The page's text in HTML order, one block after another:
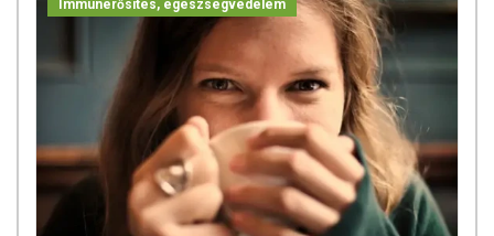
Lucernacsíra szárítmány, zselatin, színezék (titán-dioxid).
TOVÁBBI TUDNIVALÓK
Forgalmazó: Crystal Pharma Kft.
Az oldalunkon lévő adatokat folyamatosan frissítjük, törekszünk arra,
hogy naprakészek legyenek. Szeretnénk felhívni azonban a figyelmet,
hogy ennek ellenére a webshopon szereplő adatok (beleértve a
Immunerősítés, egészségvédelem